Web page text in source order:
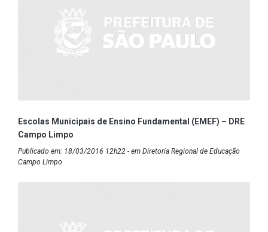
Escolas Municipais de Ensino Fundamental (EMEF) – DRE
Campo Limpo
Publicado em: 18/03/2016 12h22 - em Diretoria Regional de Educação
Campo Limpo